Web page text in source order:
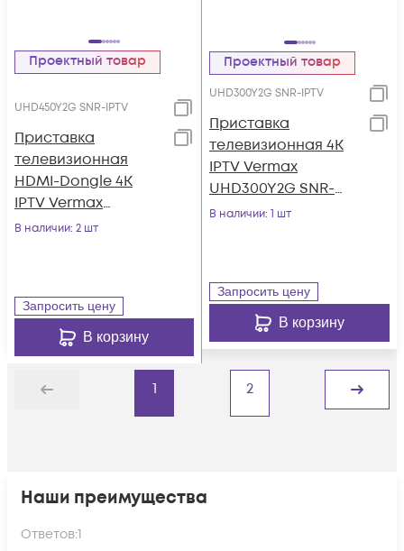
Проектный товар
UHD450Y2G SNR-IPTV
Приставка
телевизионная
HDMI-Dongle 4K
IPTV Vermax
UHD450Y2G SNR-
В наличии: 2 шт
Запросить цену
В корзину
Проектный товар
UHD300Y2G SNR-IPTV
Приставка
телевизионная 4K
IPTV Vermax
UHD300Y2G SNR-
IPTV
В наличии: 1 шт
Запросить цену
В корзину
Назад
1 2
Дальше
Наши преимущества
Ответов:1